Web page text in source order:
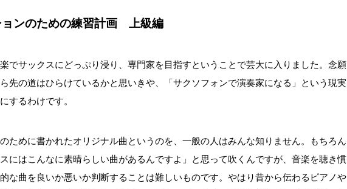
ョンのための練習計画 上級編
でサックスにどっぷり浸り、専門家を目指すということで芸大に入りました。念願
先の道はひらけているかと思いきや、「サクソフォンで演奏家になる」という現実
するわけです。
ために書かれたオリジナル曲というのを、一般の人はみんな知りません。もちろん
にはこんなに素晴らしい曲があるんですよ」と思って吹くんですが、音楽を聴き慣
な曲を良いか悪いか判断することは難しいものです。やはり昔から伝わるピアノや